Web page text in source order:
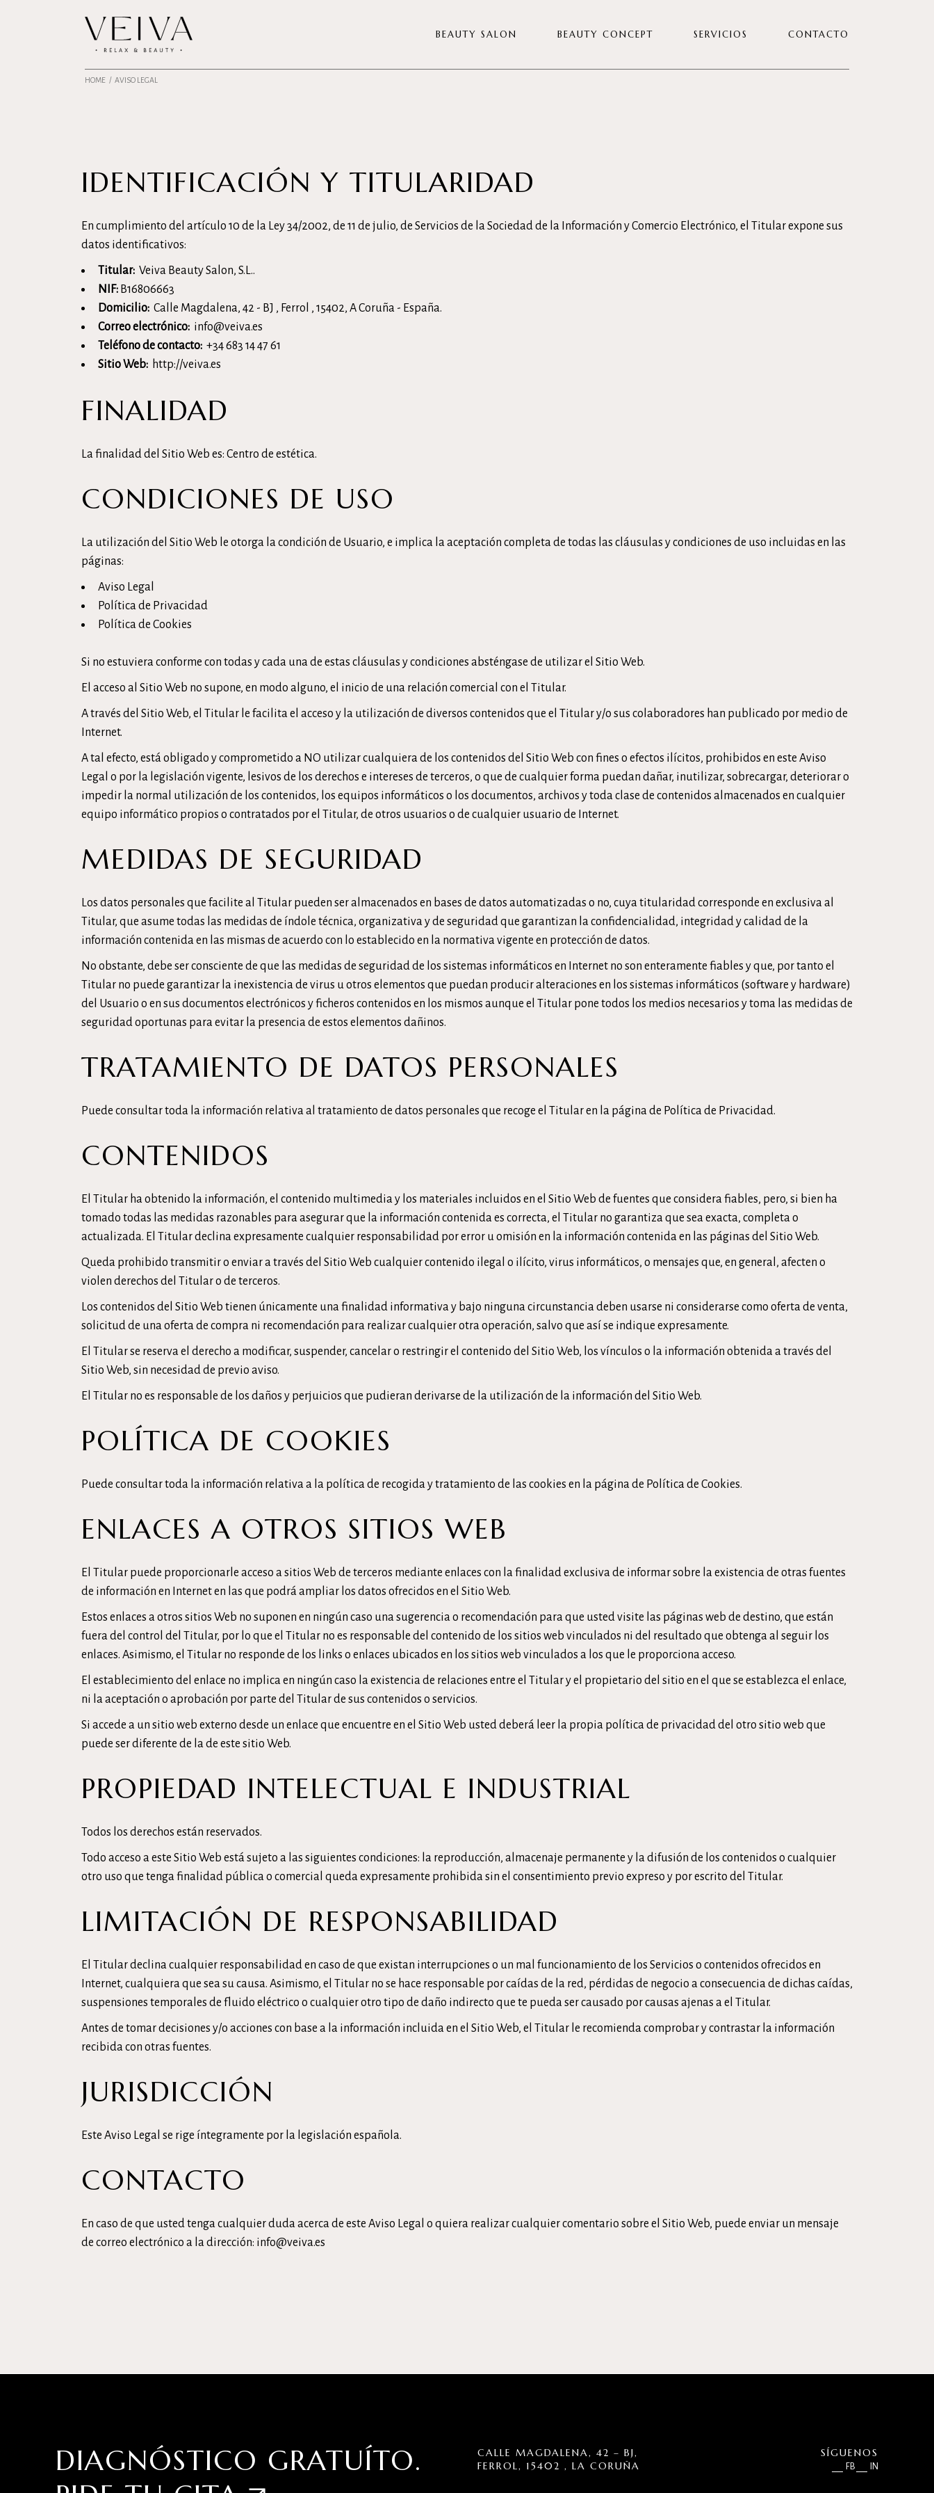
BEAUTY SALON
Diseño de Mirada
Depilación
BEAUTY CONCEPT SERVICIOS CONTACTO
HOME AVISO LEGAL
IDENTIFICACIÓN Y TITULARIDAD
En cumplimiento del artículo 10 de la Ley 34/2002, de 11 de julio, de Servicios de la Sociedad de la Información y Comercio Electrónico, el Titular expone sus
datos identificativos:
Titular: Veiva Beauty Salon, S.L..
NIF: B16806663
Domicilio: Calle Magdalena, 42 - BJ , Ferrol , 15402, A Coruña - España.
Correo electrónico: info@veiva.es
Teléfono de contacto: +34 683 14 47 61
Sitio Web: http://veiva.es
FINALIDAD
La finalidad del Sitio Web es: Centro de estética.
CONDICIONES DE USO
La utilización del Sitio Web le otorga la condición de Usuario, e implica la aceptación completa de todas las cláusulas y condiciones de uso incluidas en las
páginas:
Aviso Legal
Política de Privacidad
Política de Cookies
Si no estuviera conforme con todas y cada una de estas cláusulas y condiciones absténgase de utilizar el Sitio Web.
El acceso al Sitio Web no supone, en modo alguno, el inicio de una relación comercial con el Titular.
A través del Sitio Web, el Titular le facilita el acceso y la utilización de diversos contenidos que el Titular y/o sus colaboradores han publicado por medio de
Internet.
A tal efecto, está obligado y comprometido a NO utilizar cualquiera de los contenidos del Sitio Web con fines o efectos ilícitos, prohibidos en este Aviso
Legal o por la legislación vigente, lesivos de los derechos e intereses de terceros, o que de cualquier forma puedan dañar, inutilizar, sobrecargar, deteriorar o
impedir la normal utilización de los contenidos, los equipos informáticos o los documentos, archivos y toda clase de contenidos almacenados en cualquier
equipo informático propios o contratados por el Titular, de otros usuarios o de cualquier usuario de Internet.
MEDIDAS DE SEGURIDAD
Los datos personales que facilite al Titular pueden ser almacenados en bases de datos automatizadas o no, cuya titularidad corresponde en exclusiva al
Titular, que asume todas las medidas de índole técnica, organizativa y de seguridad que garantizan la confidencialidad, integridad y calidad de la
información contenida en las mismas de acuerdo con lo establecido en la normativa vigente en protección de datos.
No obstante, debe ser consciente de que las medidas de seguridad de los sistemas informáticos en Internet no son enteramente fiables y que, por tanto el
Titular no puede garantizar la inexistencia de virus u otros elementos que puedan producir alteraciones en los sistemas informáticos (software y hardware)
del Usuario o en sus documentos electrónicos y ficheros contenidos en los mismos aunque el Titular pone todos los medios necesarios y toma las medidas de
seguridad oportunas para evitar la presencia de estos elementos dañinos.
TRATAMIENTO DE DATOS PERSONALES
Puede consultar toda la información relativa al tratamiento de datos personales que recoge el Titular en la página de Política de Privacidad.
CONTENIDOS
El Titular ha obtenido la información, el contenido multimedia y los materiales incluidos en el Sitio Web de fuentes que considera fiables, pero, si bien ha
tomado todas las medidas razonables para asegurar que la información contenida es correcta, el Titular no garantiza que sea exacta, completa o
actualizada. El Titular declina expresamente cualquier responsabilidad por error u omisión en la información contenida en las páginas del Sitio Web.
Queda prohibido transmitir o enviar a través del Sitio Web cualquier contenido ilegal o ilícito, virus informáticos, o mensajes que, en general, afecten o
violen derechos del Titular o de terceros.
Los contenidos del Sitio Web tienen únicamente una finalidad informativa y bajo ninguna circunstancia deben usarse ni considerarse como oferta de venta,
solicitud de una oferta de compra ni recomendación para realizar cualquier otra operación, salvo que así se indique expresamente.
El Titular se reserva el derecho a modificar, suspender, cancelar o restringir el contenido del Sitio Web, los vínculos o la información obtenida a través del
Sitio Web, sin necesidad de previo aviso.
El Titular no es responsable de los daños y perjuicios que pudieran derivarse de la utilización de la información del Sitio Web.
POLÍTICA DE COOKIES
Puede consultar toda la información relativa a la política de recogida y tratamiento de las cookies en la página de Política de Cookies.
ENLACES A OTROS SITIOS WEB
El Titular puede proporcionarle acceso a sitios Web de terceros mediante enlaces con la finalidad exclusiva de informar sobre la existencia de otras fuentes
de información en Internet en las que podrá ampliar los datos ofrecidos en el Sitio Web.
Estos enlaces a otros sitios Web no suponen en ningún caso una sugerencia o recomendación para que usted visite las páginas web de destino, que están
fuera del control del Titular, por lo que el Titular no es responsable del contenido de los sitios web vinculados ni del resultado que obtenga al seguir los
enlaces. Asimismo, el Titular no responde de los links o enlaces ubicados en los sitios web vinculados a los que le proporciona acceso.
El establecimiento del enlace no implica en ningún caso la existencia de relaciones entre el Titular y el propietario del sitio en el que se establezca el enlace,
ni la aceptación o aprobación por parte del Titular de sus contenidos o servicios.
Si accede a un sitio web externo desde un enlace que encuentre en el Sitio Web usted deberá leer la propia política de privacidad del otro sitio web que
puede ser diferente de la de este sitio Web.
PROPIEDAD INTELECTUAL E INDUSTRIAL
Todos los derechos están reservados.
Todo acceso a este Sitio Web está sujeto a las siguientes condiciones: la reproducción, almacenaje permanente y la difusión de los contenidos o cualquier
otro uso que tenga finalidad pública o comercial queda expresamente prohibida sin el consentimiento previo expreso y por escrito del Titular.
LIMITACIÓN DE RESPONSABILIDAD
El Titular declina cualquier responsabilidad en caso de que existan interrupciones o un mal funcionamiento de los Servicios o contenidos ofrecidos en
Internet, cualquiera que sea su causa. Asimismo, el Titular no se hace responsable por caídas de la red, pérdidas de negocio a consecuencia de dichas caídas,
suspensiones temporales de fluido eléctrico o cualquier otro tipo de daño indirecto que te pueda ser causado por causas ajenas a el Titular.
Antes de tomar decisiones y/o acciones con base a la información incluida en el Sitio Web, el Titular le recomienda comprobar y contrastar la información
recibida con otras fuentes.
JURISDICCIÓN
Este Aviso Legal se rige íntegramente por la legislación española.
CONTACTO
En caso de que usted tenga cualquier duda acerca de este Aviso Legal o quiera realizar cualquier comentario sobre el Sitio Web, puede enviar un mensaje
de correo electrónico a la dirección: info@veiva.es
DIAGNÓSTICO GRATUÍTO.
CALLE MAGDALENA, 42 – BJ,
FERROL, 15402 , LA CORUÑA
SÍGUENOS
FB IN